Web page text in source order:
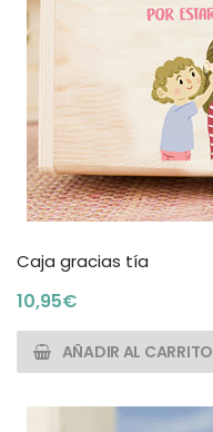
Caja gracias tía
10,95€
AÑADIR AL CARRITO